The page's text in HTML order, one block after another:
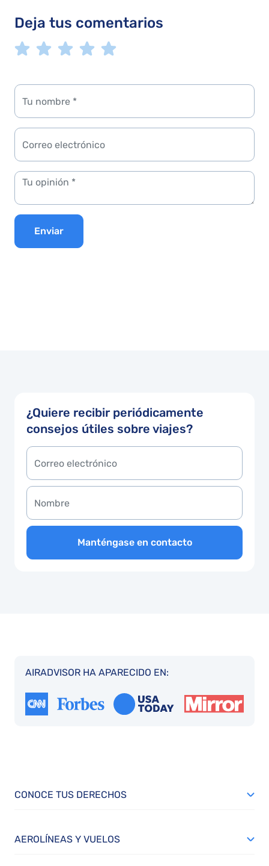
Deja tus comentarios
Enviar
¿Quiere recibir periódicamente
consejos útiles sobre viajes?
Manténgase en contacto
AIRADVISOR HA APARECIDO EN:
CONOCE TUS DERECHOS
AEROLÍNEAS Y VUELOS